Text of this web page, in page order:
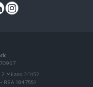
2 Milano 20152
REA 1847551